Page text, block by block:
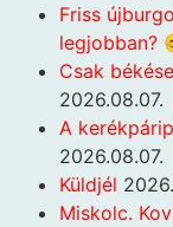
Friss
legjobban?
Csak
2026.08.07.
A
2026.08.07.
Küldjél
Miskolc.